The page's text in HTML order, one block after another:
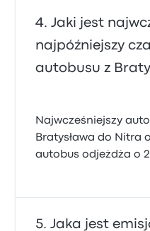
Jaki jest
najpóźniejszy
autobusu z
Najwcześniejszy
Bratysława do Nitra
autobus odjeżdża o
Jaka jest